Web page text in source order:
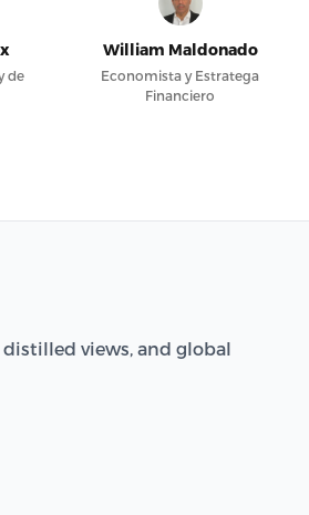
de
William Maldonado
Economista y Estratega
Financiero
distilled views, and global